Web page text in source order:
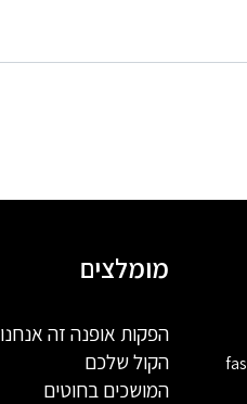
מומלצים
הפקות אופנה זה אנחנו
הקול שלכם
המושכים בחוטים